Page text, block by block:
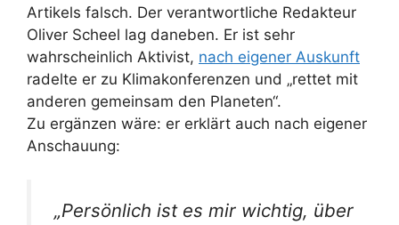
Artikels falsch. Der verantwortliche Redakteur
Oliver Scheel lag daneben. Er ist sehr
wahrscheinlich Aktivist, nach eigener Auskunft
radelte er zu Klimakonferenzen und „rettet mit
anderen gemeinsam den Planeten“.
Zu ergänzen wäre: er erklärt auch nach eigener
Anschauung:
„Persönlich ist es mir wichtig, über